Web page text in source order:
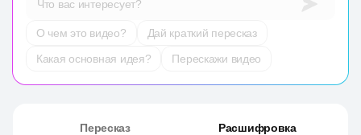
Что вас интересует?
О чем это видео?
Дай краткий пересказ
Какая основная идея?
Перескажи видео
Пересказ Расшифровка